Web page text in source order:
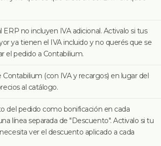
ERP no incluyen IVA adicional. Activalo si tus
ya tienen el IVA incluido y no querés que se
el pedido a Contabilium.
Contabilium (con IVA y recargos) en lugar del
al catálogo.
del pedido como bonificación en cada
línea separada de "Descuento". Activalo si tu
ver el descuento aplicado a cada